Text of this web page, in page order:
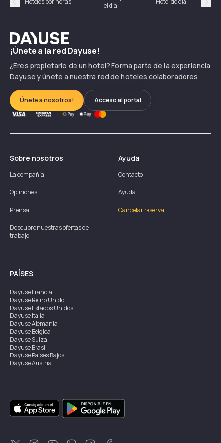
Précédent
el día
Dayuse
¡Únete a la red Dayuse!
¿Eres propietario de un hotel? Forma parte de la experiencia
Dayuse y únete a nuestra red de hoteles colaboradores
Únete a nosotros! Acceso al portal
Sobre nosotros
La compañía
Opiniones
Prensa
Descubre nuestras ofertas de
trabajo
Ayuda
Contacto
Ayuda
Cancelar reserva
PAÍSES
DayuseFrancia
DayuseReino Unido
DayuseEstados Unidos
DayuseItalia
DayuseAlemania
DayuseBélgica
DayuseSuiza
DayuseBrasil
DayusePaíses Bajos
DayuseAustria
DayuseSingapur
DayuseSuecia
DayuseTailandia